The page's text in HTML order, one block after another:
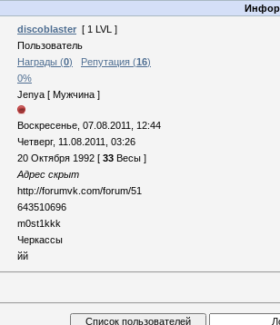
discoblaster [ 1 LVL ]
Пользователь
Награды (0) Репутация (16)
0%
Jenya [ Мужчина ]
Воскресенье, 07.08.2011, 12:44
Четверг, 11.08.2011, 03:26
20 Октября 1992 [ 33 Весы ]
Адрес скрыт
http://forumvk.com/forum/51
643510696
m0st1kkk
Черкассы
йй